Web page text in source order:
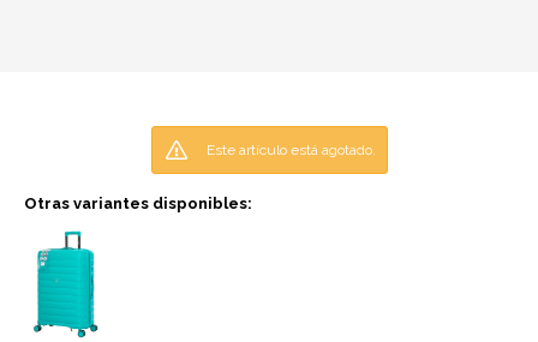
Este artículo está agotado.
Otras variantes disponibles: